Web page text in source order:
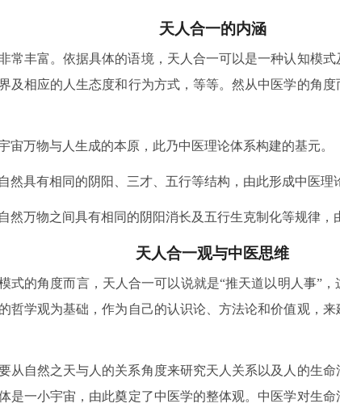
天人合一的内涵
常丰富。依据具体的语境，天人合一可以是一种认知模
及相应的人生态度和行为方式，等等。然从中医学的角
宙万物与人生成的本原，此乃中医理论体系构建的基元。
然具有相同的阴阳、三才、五行等结构，由此形成中医理
然万物之间具有相同的阴阳消长及五行生克制化等规律，
天人合一观与中医思维
式的角度而言，天人合一可以说就是“推天道以明人事”
哲学观为基础，作为自己的认识论、方法论和价值观，
从自然之天与人的关系角度来研究天人关系以及人的生
是一小宇宙，由此奠定了中医学的整体观。中医学对生